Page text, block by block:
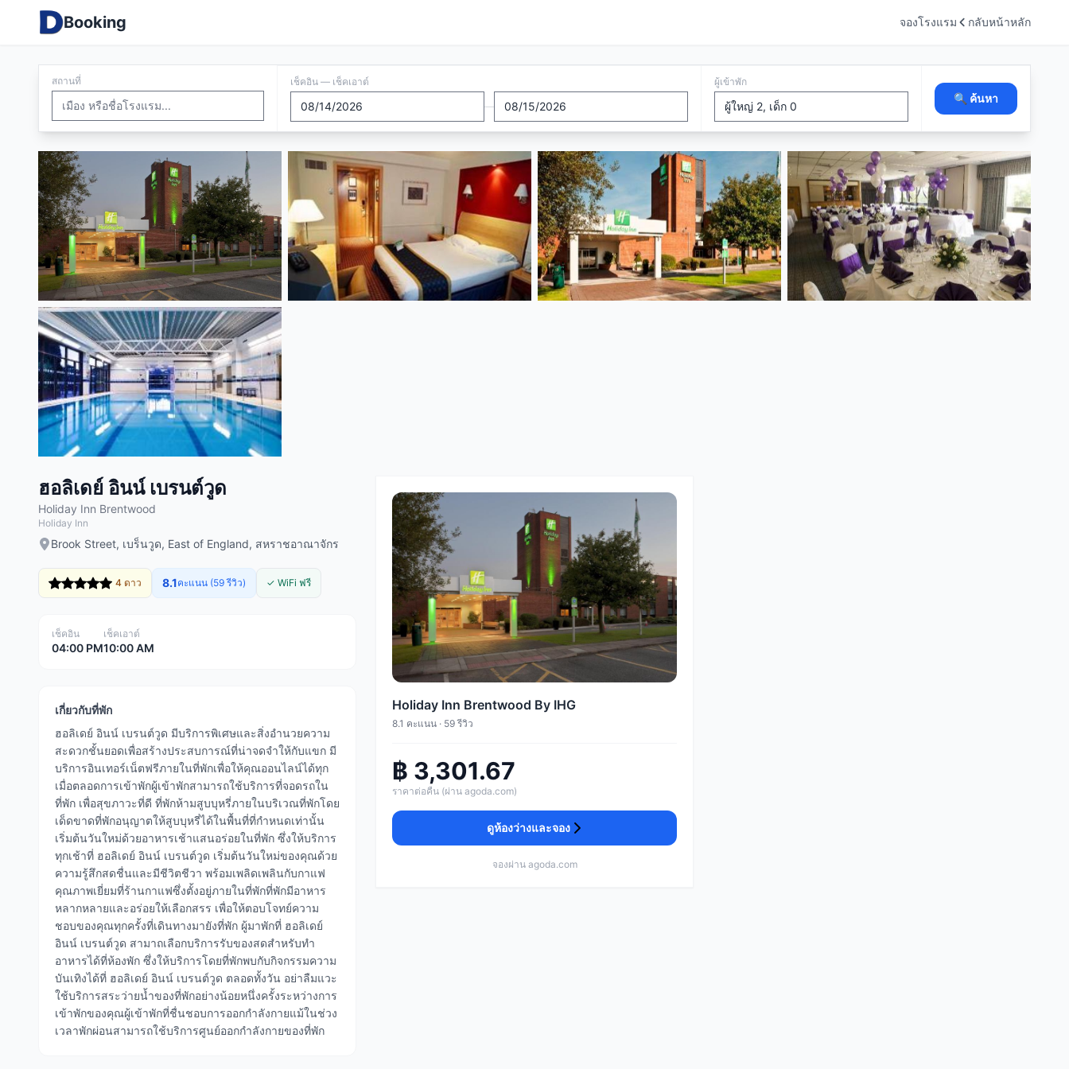
Booking จองโรงแรม กลับหน้าหลัก
สถานที่ เช็คอิน — เช็คเอาต์
—
ผู้เข้าพัก
🔍 ค้นหา
ฮอลิเดย์ อินน์ เบรนต์วูด
Holiday Inn Brentwood
Holiday Inn
Brook Street, เบร็นวูด, East of England, สหราชอาณาจักร
4 ดาว 8.1คะแนน (59 รีวิว) ✓ WiFi ฟรี
เช็คอิน
04:00 PM
เช็คเอาต์
10:00 AM
เกี่ยวกับที่พัก
ฮอลิเดย์ อินน์ เบรนต์วูด มีบริการพิเศษและสิ่งอำนวยความ
สะดวกชั้นยอดเพื่อสร้างประสบการณ์ที่น่าจดจำให้กับแขก มี
บริการอินเทอร์เน็ตฟรีภายในที่พักเพื่อให้คุณออนไลน์ได้ทุก
เมื่อตลอดการเข้าพักผู้เข้าพักสามารถใช้บริการที่จอดรถใน
ที่พัก เพื่อสุขภาวะที่ดี ที่พักห้ามสูบบุหรี่ภายในบริเวณที่พักโดย
เด็ดขาดที่พักอนุญาตให้สูบบุหรี่ได้ในพื้นที่ที่กำหนดเท่านั้น
เริ่มต้นวันใหม่ด้วยอาหารเช้าแสนอร่อยในที่พัก ซึ่งให้บริการ
ทุกเช้าที่ ฮอลิเดย์ อินน์ เบรนต์วูด เริ่มต้นวันใหม่ของคุณด้วย
ความรู้สึกสดชื่นและมีชีวิตชีวา พร้อมเพลิดเพลินกับกาแฟ
คุณภาพเยี่ยมที่ร้านกาแฟซึ่งตั้งอยู่ภายในที่พักที่พักมีอาหาร
หลากหลายและอร่อยให้เลือกสรร เพื่อให้ตอบโจทย์ความ
ชอบของคุณทุกครั้งที่เดินทางมายังที่พัก ผู้มาพักที่ ฮอลิเดย์
อินน์ เบรนต์วูด สามาถเลือกบริการรับของสดสำหรับทำ
อาหารได้ที่ห้องพัก ซึ่งให้บริการโดยที่พักพบกับกิจกรรมความ
บันเทิงได้ที่ ฮอลิเดย์ อินน์ เบรนต์วูด ตลอดทั้งวัน อย่าลืมแวะ
ใช้บริการสระว่ายน้ำของที่พักอย่างน้อยหนึ่งครั้งระหว่างการ
เข้าพักของคุณผู้เข้าพักที่ชื่นชอบการออกกำลังกายแม้ในช่วง
เวลาพักผ่อนสามารถใช้บริการศูนย์ออกกำลังกายของที่พัก
Holiday Inn Brentwood By IHG
8.1 คะแนน · 59 รีวิว
฿ 3,301.67
ราคาต่อคืน (ผ่าน agoda.com)
ดูห้องว่างและจอง
จองผ่าน agoda.com